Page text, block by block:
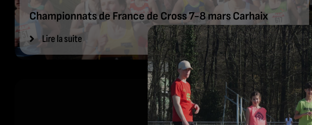
Championnats de France de Cross 7-8 mars Carhaix
Lire la suite